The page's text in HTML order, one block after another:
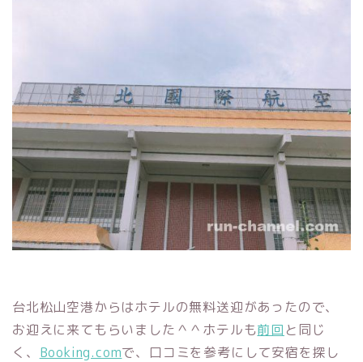
台北松山空港からはホテルの無料送迎があったので、
お迎えに来てもらいました＾＾ホテルも前回 と同じ
く、 Booking.comで、口コミを参考にして安宿を探し